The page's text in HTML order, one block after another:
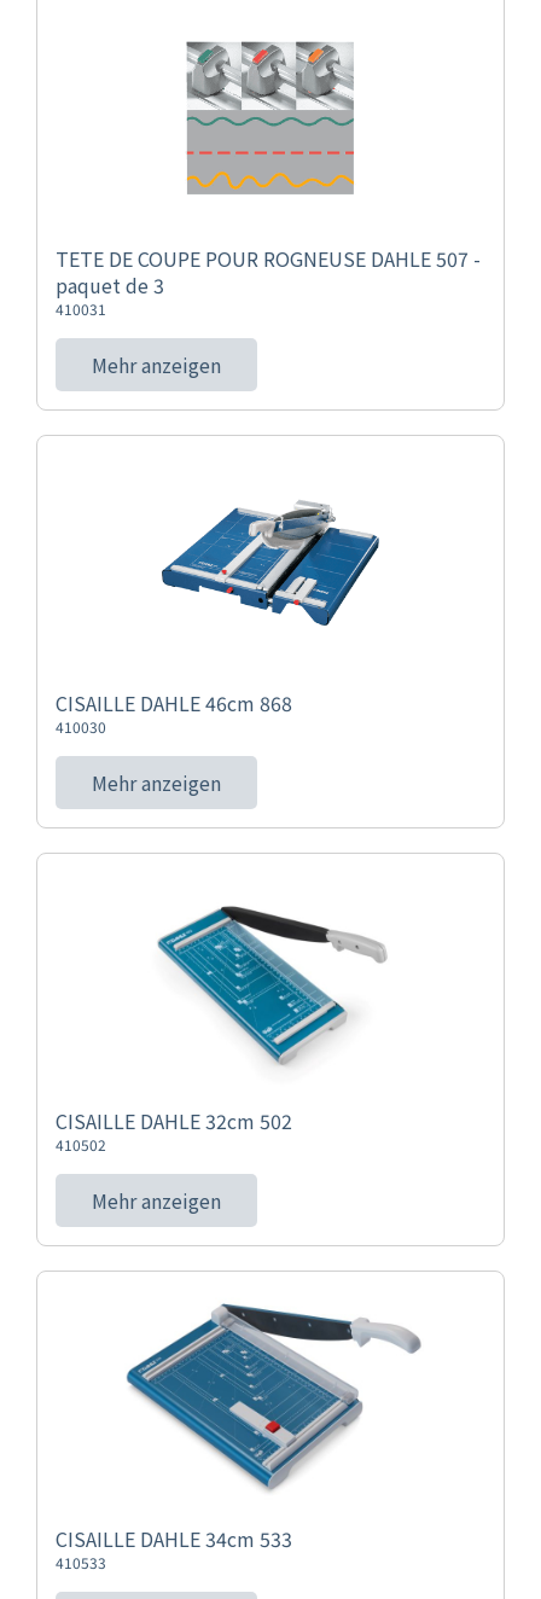
TETE DE COUPE POUR ROGNEUSE DAHLE 507 -
paquet de 3
410031
Mehr anzeigen
CISAILLE DAHLE 46cm 868
410030
Mehr anzeigen
CISAILLE DAHLE 32cm 502
410502
Mehr anzeigen
CISAILLE DAHLE 34cm 533
410533